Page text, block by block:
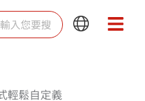
Main
Main
輕鬆自定義